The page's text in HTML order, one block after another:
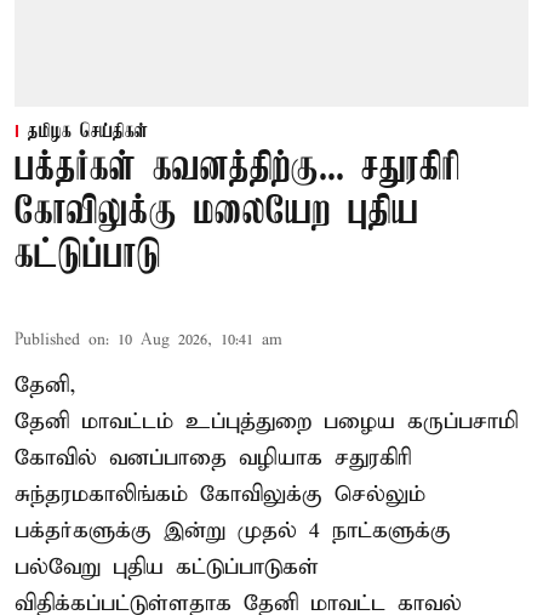
தமிழக செய்திகள்
பக்தர்கள் கவனத்திற்கு... சதுரகிரி
கோவிலுக்கு மலையேற புதிய
கட்டுப்பாடு
Published on: 10 Aug 2026, 10:41 am
தேனி,
தேனி மாவட்டம் உப்புத்துறை பழைய கருப்பசாமி
கோவில் வனப்பாதை வழியாக சதுரகிரி
சுந்தரமகாலிங்கம் கோவிலுக்கு செல்லும்
பக்தர்களுக்கு இன்று முதல் 4 நாட்களுக்கு
பல்வேறு புதிய கட்டுப்பாடுகள்
விதிக்கப்பட்டுள்ளதாக தேனி மாவட்ட காவல்